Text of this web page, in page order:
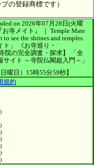
の登録商標です）
on 2026年07月28日(火曜
『お寺メイト』 ｜ Temple Mate
to see the shrines and temples.
」
《お寺巡り・
寺院の完全調査・探求】
「全
サイト ～寺院仏閣超入門～」
曜日）15時55分59秒】
規約